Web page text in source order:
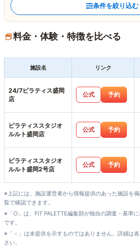
条件を絞り込む
料金・体験・特徴を比べる
施設名 リンク
24/7ピラティス盛岡
店
公式 予約
ピラティススタジオ
ルルト盛岡店
公式 予約
ピラティススタジオ
ルルト盛岡2号店
公式 予約
※上記には、施設運営者から情報提供のあった施設を
覧で確認できます。
※「○」は、FIT PALETTE編集部が独自の調査・基準
です。
※「－」は未提供を示すものではありません。詳細は
さい。